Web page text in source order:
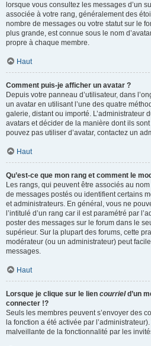
lorsque vous consultez les messages d’un
associée à votre rang, généralement des
nombre de messages ou votre statut sur le
plus grande, est connue sous le nom
propre à chaque membre.
Haut
Comment puis-je afficher un avatar ?
Depuis votre panneau d’utilisateur, dans
un avatar en utilisant l’une des quatre
galerie, distant ou importé. L’administrateur
avatars et décider de la manière dont ils
pouvez pas utiliser d’avatar, contactez un
Haut
Qu’est-ce que mon rang et comment le
Les rangs, qui peuvent être associés au
de messages postés ou identifient certains
et administrateurs. En général, vous ne
l’intitulé d’un rang car il est paramétré par
poster des messages sur le forum dans le
supérieur. Sur la plupart des forums, cette
modérateur (ou un administrateur) peut
messages.
Haut
Lorsque je clique sur le lien courrield’un
connecter !?
Seuls les membres peuvent s’envoyer des
la fonction a été activée par
malveillante de la fonctionnalité par les